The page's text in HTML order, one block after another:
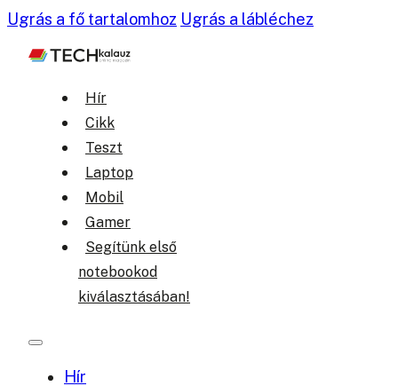
Ugrás a fő tartalomhoz Ugrás a lábléchez
Hír
Cikk
Teszt
Laptop
Mobil
Gamer
Segítünk első
notebookod
kiválasztásában!
Hír